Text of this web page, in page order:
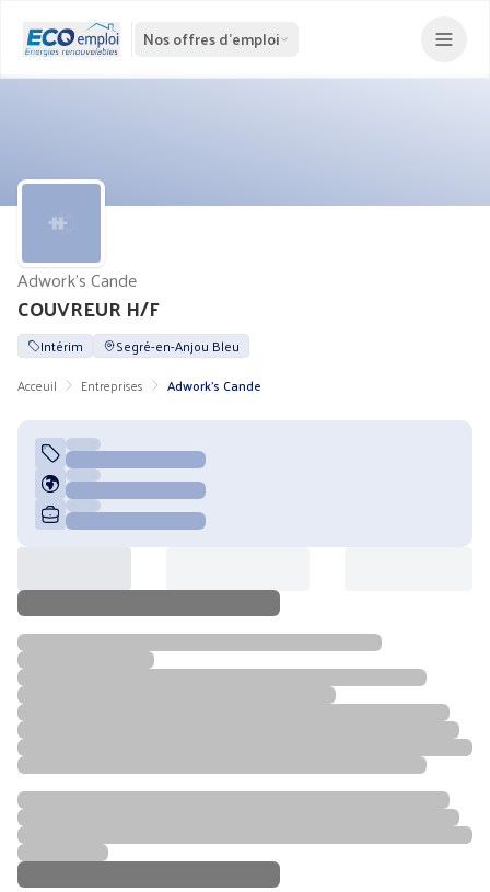
Nos offres d'emploi
COUVREUR H/F
Adwork's Cande
Intérim
Segré-en-Anjou Bleu
Acceuil
Entreprises Adwork's Cande